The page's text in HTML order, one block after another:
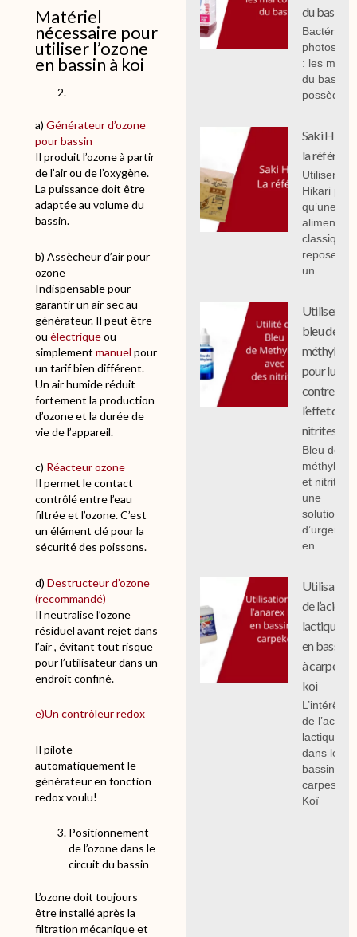
Matériel
nécessaire pour
utiliser l’ozone
en bassin à koi
a)Générateur d’ozone
pour bassin
Il produit l’ozone à partir
de l’air ou de l’oxygène.
La puissance doit être
adaptée au volume du
bassin.
b) Assècheur d’air pour
ozone
Indispensable pour
garantir un air sec au
générateur. Il peut être
ou électriqueou
simplement manuelpour
un tarif bien différent.
Un air humide réduit
fortement la production
d’ozone et la durée de
vie de l’appareil.
c) Réacteur ozone
Il permet le contact
contrôlé entre l’eau
filtrée et l’ozone. C’est
un élément clé pour la
sécurité des poissons.
d)Destructeur d’ozone
(recommandé)
Il neutralise l’ozone
résiduel avant rejet dans
l’air , évitant tout risque
pour l’utilisateur dans un
endroit confiné.
e)Un contrôleur redox
Il pilote
automatiquement le
générateur en fonction
redox voulu!
Positionnement
de l’ozone dans le
circuit du bassin
L’ozone doit toujours
être installé après la
filtration mécanique et
du bassin.
Bactéries
: les mal
du bassin,
possèdent
Saki
la
Utiliser
Hikari
qu’une
classique
repose sur
un
Utiliser le
bleu de
méthylène
pour lutter
contre
l’effet des
nitrites
Bleu de
méthylène
et nitrites :
une
solution
d’urgence
en
Utilisation
de l’acide
lactique
en bassin
à carpe
koi
L’intérêt
de l’acide
lactique
dans les
bassins à
carpes
Koï